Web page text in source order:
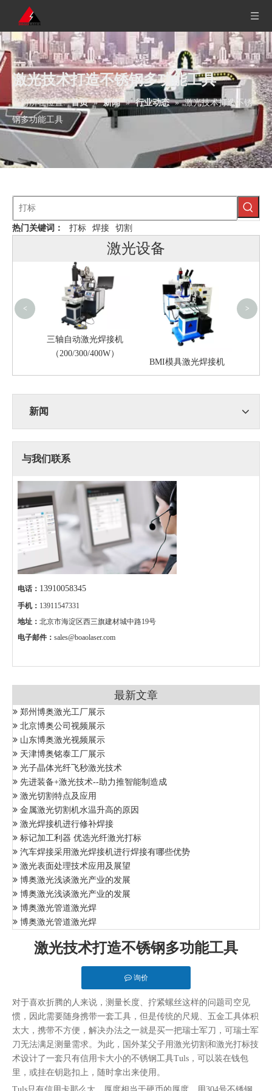
激光技术打造不锈钢多功能工具
当前所在位置: 首页 » 新闻 » 行业动态 » 激光技术打造不锈
钢多功能工具
热门关键词： 打标 焊接 切割
激光设备
三轴自动激光焊接机
（200/300/400W）
BMI模具激光焊接机
< >
新闻
与我们联系
电话： 13910058345
手机： 13911547331
地址： 北京市海淀区西三旗建材城中路19号
电子邮件： sales@boaolaser.com
最新文章
郑州博奥激光工厂展示
北京博奥公司视频展示
山东博奥激光视频展示
天津博奥铭泰工厂展示
光子晶体光纤飞秒激光技术
先进装备+激光技术--助力推智能制造成
激光切割特点及应用
金属激光切割机水温升高的原因
激光焊接机进行修补焊接
标记加工利器 优选光纤激光打标
汽车焊接采用激光焊接机进行焊接有哪些优势
激光表面处理技术应用及展望
博奥激光浅谈激光产业的发展
博奥激光浅谈激光产业的发展
博奥激光管道激光焊
博奥激光管道激光焊
激光技术打造不锈钢多功能工具
询价
对于喜欢折腾的人来说，测量长度、拧紧螺丝这样的问题司空见
惯，因此需要随身携带一套工具，但是传统的尺规、五金工具体积
太大，携带不方便，解决办法之一就是买一把瑞士军刀，可瑞士军
刀无法满足测量需求。为此，国外某父子用激光切割和激光打标技
术设计了一套只有信用卡大小的不锈钢工具Tuls，可以装在钱包
里，或挂在钥匙扣上，随时拿出来使用。